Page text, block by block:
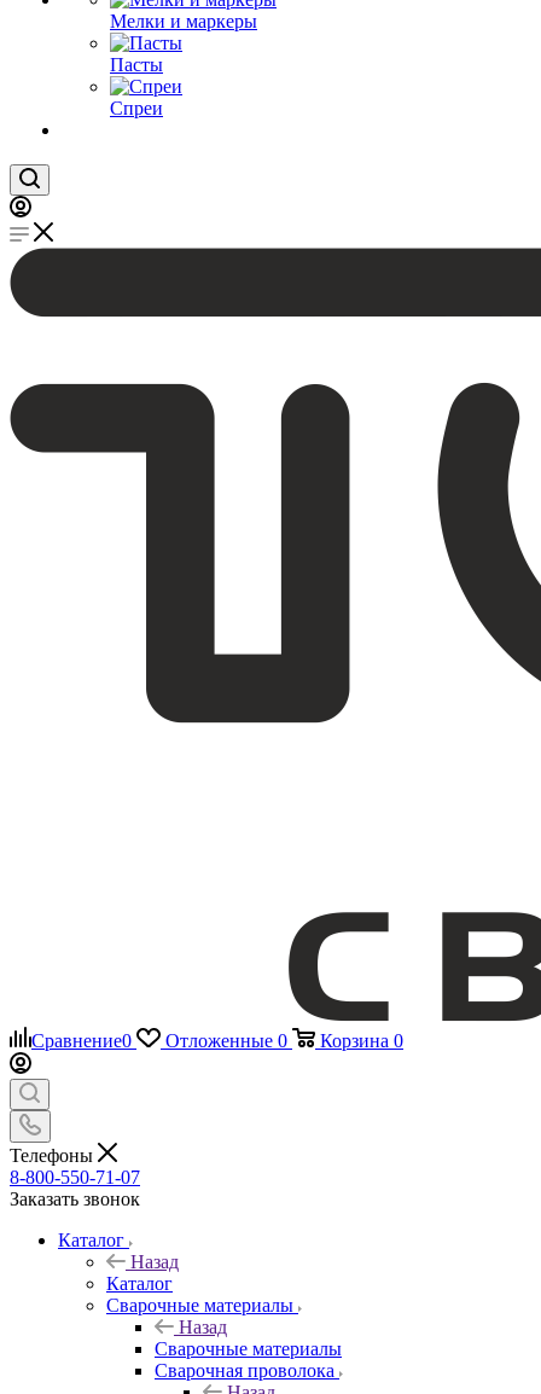
Мелки и маркеры
Пасты
Спреи
Сравнение0 Отложенные 0 Корзина 0
Телефоны
8-800-550-71-07
Заказать звонок
Каталог
Назад
Каталог
Сварочные материалы
Назад
Сварочные материалы
Сварочная проволока